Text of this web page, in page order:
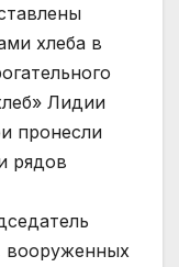
хлеба в
Лидии
пронесли
рядов
вооруженных